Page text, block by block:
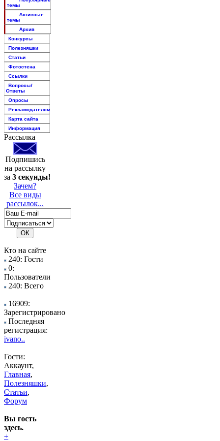
темы
Активные
темы
Архив
Конкурсы
Полезняшки
Статьи
Фотостена
Ссылки
Вопросы/
Ответы
Опросы
Рекламодателям
Карта сайта
Информация
Рассылка
Подпишись
на рассылку
за 3 секунды!
Зачем?
Все виды
рассылок...
Кто на сайте
240: Гости
0:
Пользователи
240: Всего
16909:
Зарегистрировано
Последняя
регистрация:
ivano..
Гости:
Аккаунт,
Главная,
Полезняшки,
Статьи,
Форум
Вы гость
здесь.
+